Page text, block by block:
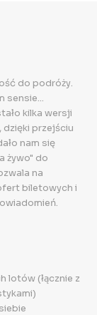
do podróży.
sensie...
kilka wersji
przejściu
nam się
żywo" do
na
biletowych i
lotów (łącznie z